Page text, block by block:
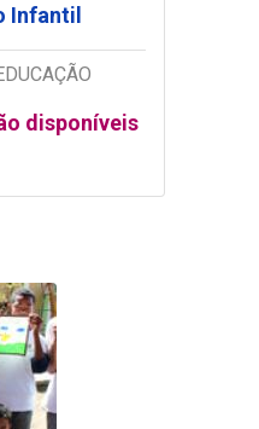
Infantil
disponíveis